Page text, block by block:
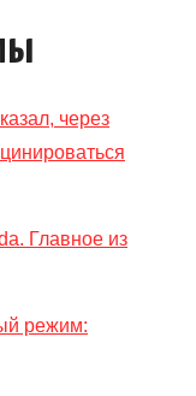
через
Главное из
режим: